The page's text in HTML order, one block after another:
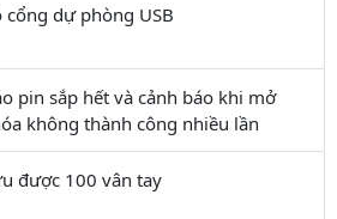
cổng dự phòng USB
pin sắp hết và cảnh báo khi mở
không thành công nhiều lần
được 100 vân tay